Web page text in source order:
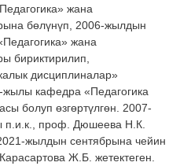
жана
бөлүнүп, 2006-жылдын
жана
бириктирилип,
дисциплиналар»
жылы кафедра «Педагогика
болуп өзгөртүлгөн. 2007-
проф. Дюшеева Н.К.
жылдын сентябрына чейин
Ж.Б. жетектеген.